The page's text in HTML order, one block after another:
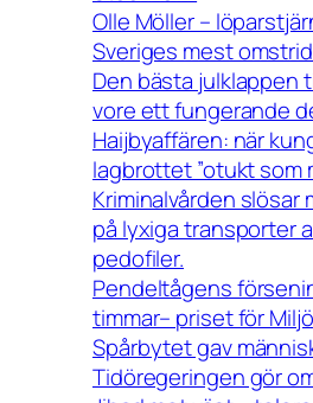
Olle Möller –
Sveriges mest
Den bästa julklappen
vore ett fungerande
Haijbyaffären: när
lagbrottet ”otukt som
Kriminalvården
på lyxiga transporter
pedofiler.
Pendeltågens
timmar– priset för
Spårbytet gav
Tidöregeringen gör